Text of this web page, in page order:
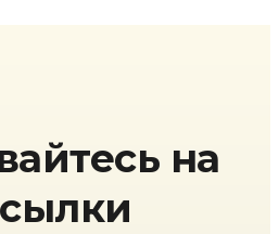
на